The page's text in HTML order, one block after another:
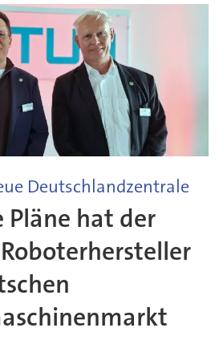
Deutschlandzentrale
Pläne hat der